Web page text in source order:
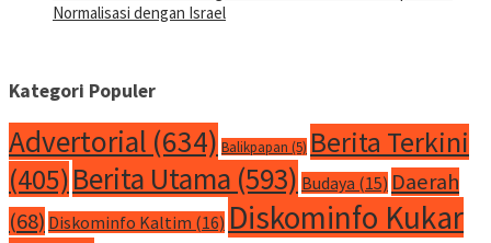
Normalisasi dengan Israel
Kategori Populer
Advertorial (634) Balikpapan (5) Berita Terkini
(405)Berita Utama (593) Budaya (15) Daerah
(68) Diskominfo Kaltim (16) Diskominfo Kukar